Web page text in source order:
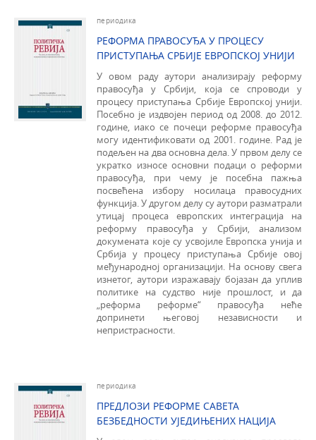
периодика
РЕФОРМА ПРАВОСУЂА У ПРОЦЕСУ
ПРИСТУПАЊА СРБИЈЕ ЕВРОПСКОЈ УНИЈИ
У овом раду аутори анализирају реформу
правосуђа у Србији, која се спроводи у
процесу приступања Србије Европској унији.
Посебно је издвојен период од 2008. до 2012.
године, иако се почеци реформе правосуђа
могу идентификовати од 2001. године. Рад је
подељен на два основна дела. У првом делу се
укратко износе основни подаци о реформи
правосуђа, при чему је посебна пажња
посвећена избору носилаца правосудних
функција. У другом делу су аутори разматрали
утицај процеса европских интеграција на
реформу правосуђа у Србији, анализом
докумената које су усвојиле Европска унија и
Србија у процесу приступања Србије овој
међународној организацији. На основу свега
изнетог, аутори изражавају бојазан да уплив
политике на судство није прошлост, и да
„реформа реформе“ правосуђа неће
допринети његовој независности и
непристрасности.
периодика
ПРЕДЛОЗИ РЕФОРМЕ САВЕТА
БЕЗБЕДНОСТИ УЈЕДИЊЕНИХ НАЦИЈА